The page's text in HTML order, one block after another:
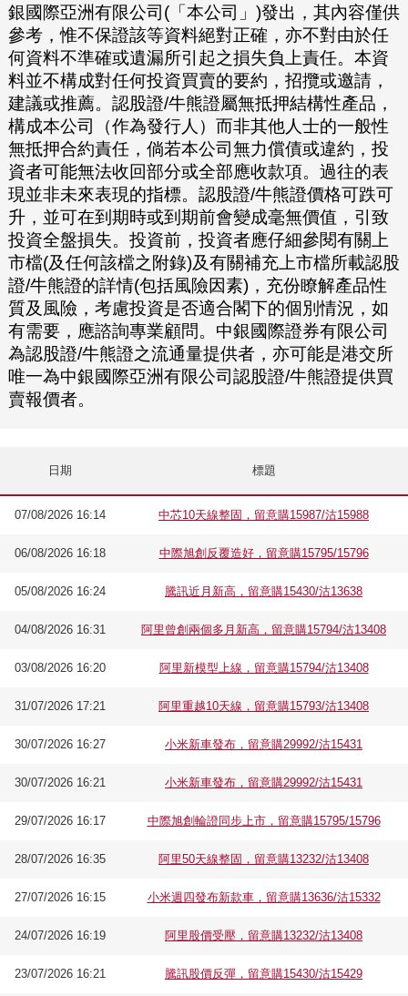
銀國際亞洲有限公司(「本公司」)發出，其內容僅供
參考，惟不保證該等資料絕對正確，亦不對由於任
何資料不準確或遺漏所引起之損失負上責任。本資
料並不構成對任何投資買賣的要約，招攬或邀請，
建議或推薦。認股證/牛熊證屬無抵押結構性產品，
構成本公司（作為發行人）而非其他人士的一般性
無抵押合約責任，倘若本公司無力償債或違約，投
資者可能無法收回部分或全部應收款項。過往的表
現並非未來表現的指標。認股證/牛熊證價格可跌可
升，並可在到期時或到期前會變成毫無價值，引致
投資全盤損失。投資前，投資者應仔細參閱有關上
市檔(及任何該檔之附錄)及有關補充上市檔所載認股
證/牛熊證的詳情(包括風險因素)，充份瞭解產品性
質及風險，考慮投資是否適合閣下的個別情況，如
有需要，應諮詢專業顧問。中銀國際證券有限公司
為認股證/牛熊證之流通量提供者，亦可能是港交所
唯一為中銀國際亞洲有限公司認股證/牛熊證提供買
賣報價者。
日期 標題
07/08/2026 16:14 中芯10天線整固，留意購15987/沽15988
06/08/2026 16:18 中際旭創反覆造好，留意購15795/15796
05/08/2026 16:24 騰訊近月新高，留意購15430/沽13638
04/08/2026 16:31 阿里曾創兩個多月新高，留意購15794/沽13408
03/08/2026 16:20 阿里新模型上線，留意購15794/沽13408
31/07/2026 17:21 阿里重越10天線，留意購15793/沽13408
30/07/2026 16:27 小米新車發布，留意購29992/沽15431
30/07/2026 16:21 小米新車發布，留意購29992/沽15431
29/07/2026 16:17 中際旭創輪證同步上市，留意購15795/15796
28/07/2026 16:35 阿里50天線整固，留意購13232/沽13408
27/07/2026 16:15 小米週四發布新款車，留意購13636/沽15332
24/07/2026 16:19 阿里股價受壓，留意購13232/沽13408
23/07/2026 16:21 騰訊股價反彈，留意購15430/沽15429